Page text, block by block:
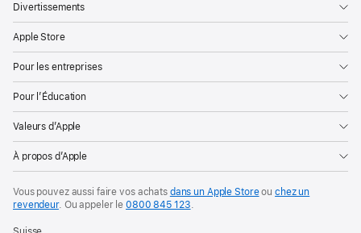
Divertissements
Apple Store
Pour les entreprises
Pour l’Éducation
Valeurs d’Apple
À propos d’Apple
Vous pouvez aussi faire vos achats dans un Apple Storeouchez un
revendeur. Ouappeler le0800 845 123